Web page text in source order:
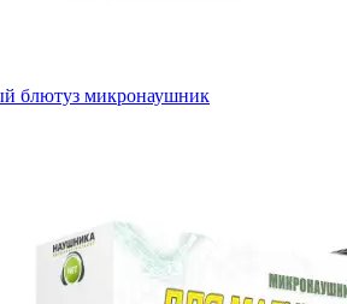
блютуз микронаушник